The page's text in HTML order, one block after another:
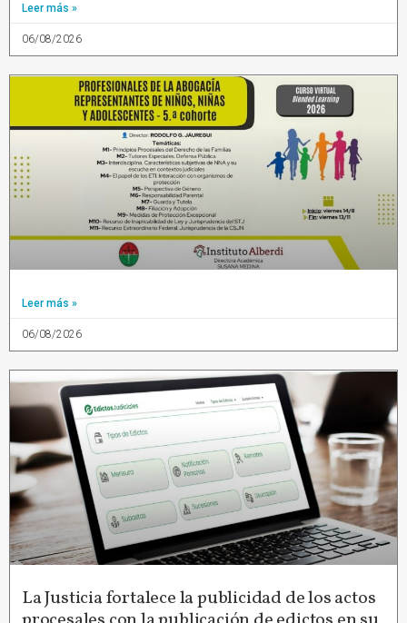
Leer más »
06/08/2026
Leer más »
06/08/2026
La Justicia fortalece la publicidad de los actos